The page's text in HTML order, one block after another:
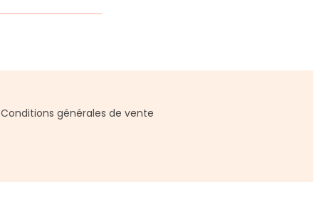
Conditions générales de vente